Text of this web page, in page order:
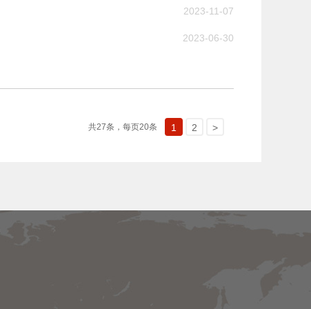
2023-11-07
2023-06-30
共27条，每页20条 1 2 >